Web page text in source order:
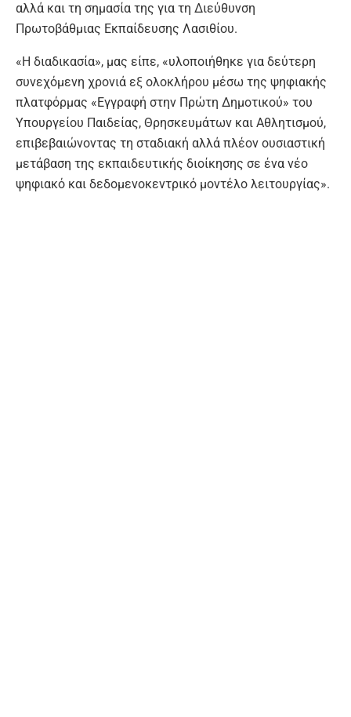
αλλά και τη σημασία της για τη Διεύθυνση
Πρωτοβάθμιας Εκπαίδευσης Λασιθίου.
«H διαδικασία», μας είπε, «υλοποιήθηκε για δεύτερη
συνεχόμενη χρονιά εξ ολοκλήρου μέσω της ψηφιακής
πλατφόρμας «Εγγραφή στην Πρώτη Δημοτικού» του
Υπουργείου Παιδείας, Θρησκευμάτων και Αθλητισμού,
επιβεβαιώνοντας τη σταδιακή αλλά πλέον ουσιαστική
μετάβαση της εκπαιδευτικής διοίκησης σε ένα νέο
ψηφιακό και δεδομενοκεντρικό μοντέλο λειτουργίας».